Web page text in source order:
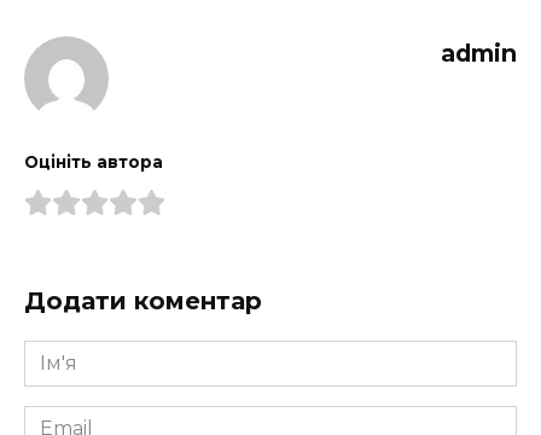
admin
Оцініть автора
Додати коментар
Ім'я
*
Email